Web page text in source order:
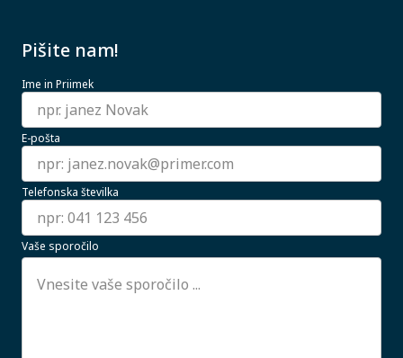
Pišite nam!
Ime in Priimek
E-pošta
Telefonska številka
Vaše sporočilo